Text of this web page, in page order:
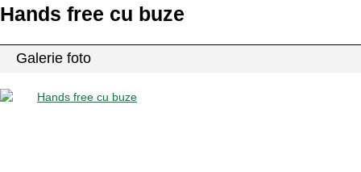
Hands free cu buze
Galerie foto